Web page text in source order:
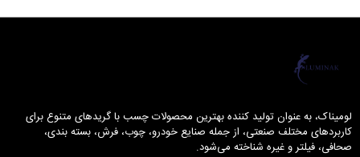
لومیناک، به عنوان تولید کننده بهترین محصولات چسب با گریدهای متنوع برای
کاربردهای مختلف صنعتی، از جمله صنایع خودرو، چوب، فرش، بسته بندی،
صحافی، فیلتر و غیره شناخته می‌شود.